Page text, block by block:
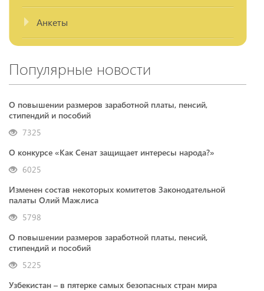
Анкеты
Популярные новости
О повышении размеров заработной платы, пенсий,
стипендий и пособий
7325
О конкурсе «Как Сенат защищает интересы народа?»
6025
Изменен состав некоторых комитетов Законодательной
палаты Олий Мажлиса
5798
О повышении размеров заработной платы, пенсий,
стипендий и пособий
5225
Узбекистан – в пятерке самых безопасных стран мира